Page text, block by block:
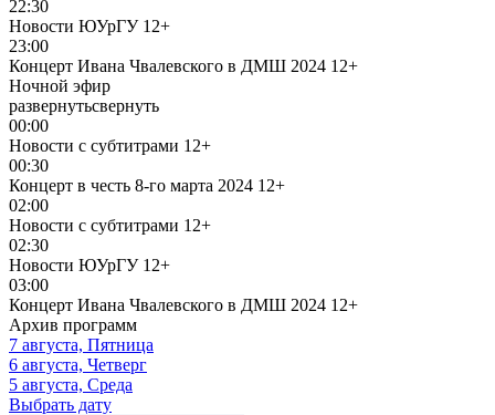
22:30
Новости ЮУрГУ 12+
23:00
Концерт Ивана Чвалевского в ДМШ 2024 12+
Ночной эфир
развернутьсвернуть
00:00
Новости с субтитрами 12+
00:30
Концерт в честь 8-го марта 2024 12+
02:00
Новости с субтитрами 12+
02:30
Новости ЮУрГУ 12+
03:00
Концерт Ивана Чвалевского в ДМШ 2024 12+
Архив программ
7 августа, Пятница
6 августа, Четверг
5 августа, Среда
Выбрать дату